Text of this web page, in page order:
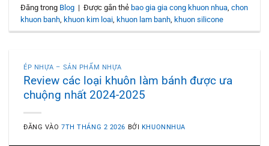
Đăng trong Blog | Được gắn thẻ bao gia gia cong khuon nhua ,chon
khuon banh khuon kim loai khuon lam banh khuon silicone
ÉP NHỰA – SẢN PHẨM NHỰA
Review các loại khuôn làm bánh được ưa
chuộng nhất 2024-2025
ĐĂNG VÀO7TH THÁNG 2 2026 BỞI KHUONNHUA